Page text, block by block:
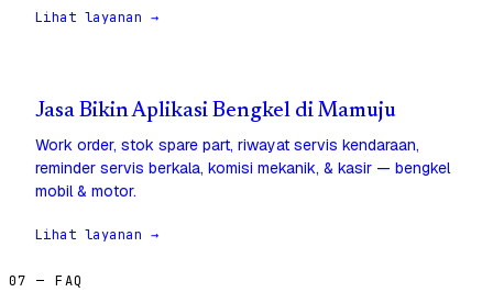
Lihat layanan →
Jasa Bikin Aplikasi Bengkel di Mamuju
Work order, stok spare part, riwayat servis kendaraan,
reminder servis berkala, komisi mekanik, & kasir — bengkel
mobil & motor.
Lihat layanan →
07 — FAQ